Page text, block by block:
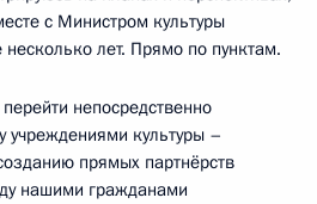
с Министром культуры
лет. Прямо по пунктам.
непосредственно
учреждениями культуры –
прямых партнёрств
нашими гражданами